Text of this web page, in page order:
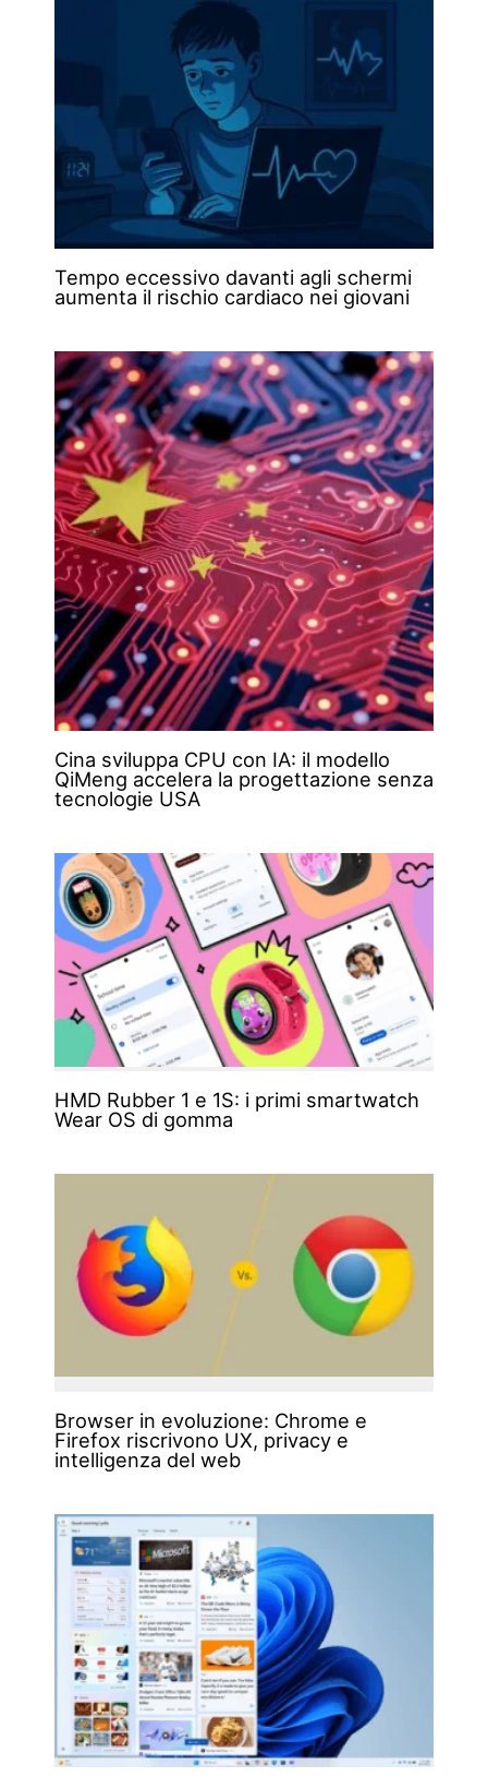
Tempo eccessivo davanti agli schermi
aumenta il rischio cardiaco nei giovani
Cina sviluppa CPU con IA: il modello
QiMeng accelera la progettazione senza
tecnologie USA
HMD Rubber 1 e 1S: i primi smartwatch
Wear OS di gomma
Browser in evoluzione: Chrome e
Firefox riscrivono UX, privacy e
intelligenza del web